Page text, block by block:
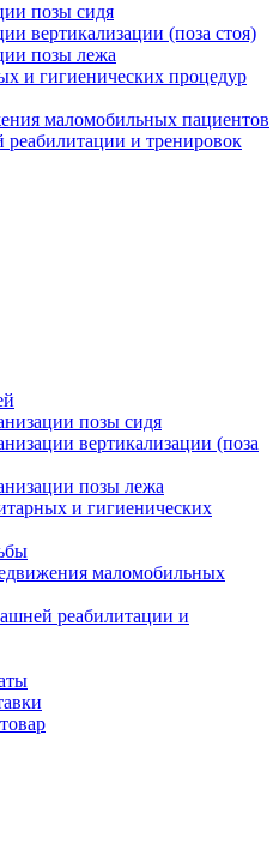
позы сидя
вертикализации (поза стоя)
позы лежа
и гигиенических процедур
маломобильных пациентов
и тренировок
позы сидя
вертикализации (поза
позы лежа
и гигиенических
маломобильных
реабилитации и